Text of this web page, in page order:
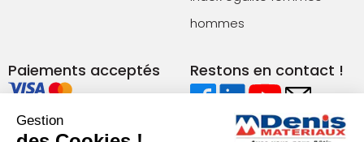
hommes
Paiements acceptés Restons en contact !
Conditions générales de vente (agences)
Gestion